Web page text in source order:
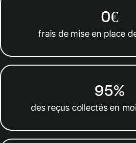
0€
frais de mise en place
95%
des reçus collectés en